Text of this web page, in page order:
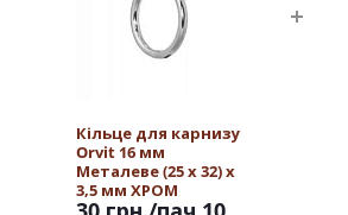
Кільце для карнизу
Orvit 16 мм
Металеве (25 х 32) х
3,5 мм ХРОМ